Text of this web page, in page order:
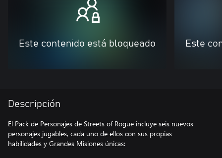
Este contenido está bloqueado Este
Descripción
El Pack de Personajes de Streets of Rogue incluye seis nuevos
personajes jugables, cada uno de ellos con sus propias
habilidades y Grandes Misiones únicas: